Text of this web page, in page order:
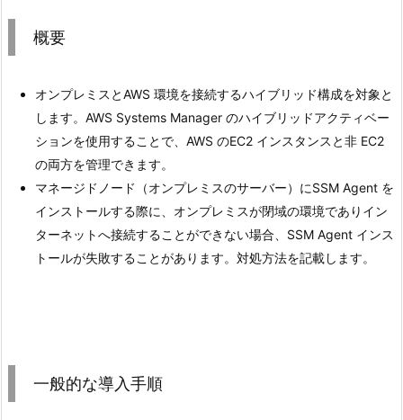
概要
オンプレミスとAWS 環境を接続するハイブリッド構成を対象と
します。AWS Systems Manager のハイブリッドアクティベー
ションを使用することで、AWS のEC2 インスタンスと非 EC2
の両方を管理できます。
マネージドノード（オンプレミスのサーバー）にSSM Agent を
インストールする際に、オンプレミスが閉域の環境でありイン
ターネットへ接続することができない場合、SSM Agent インス
トールが失敗することがあります。対処方法を記載します。
一般的な導入手順